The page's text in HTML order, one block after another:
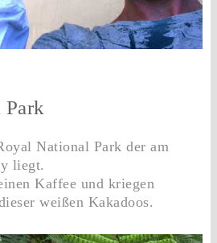
National Park der am
liegt.
Kaffee und kriegen
weißen Kakadoos.